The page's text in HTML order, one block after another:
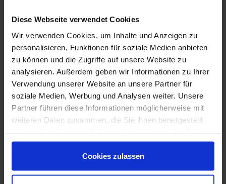
Diese Webseite verwendet Cookies
Wir verwenden Cookies, um Inhalte und Anzeigen zu
personalisieren, Funktionen für soziale Medien anbieten
zu können und die Zugriffe auf unsere Website zu
analysieren. Außerdem geben wir Informationen zu Ihrer
Verwendung unserer Website an unsere Partner für
soziale Medien, Werbung und Analysen weiter. Unsere
Partner führen diese Informationen möglicherweise mit
weiteren Daten zusammen, die Sie ihnen bereitgestellt
gesammelt haben. Sie sind damit einverstanden und
können Ihre Einwilligung jederzeit mit Wirkung für die
Zukunft widerrufen oder ändern.
Cookies zulassen
kaufmännischen Spezialisten ist eine passgenaue Auswahl
entscheidend für nachhaltigen Unternehmenserfolg.
3️⃣ Strategische Fachkräfteplanung für
Unternehmen in Kevelaer
Unternehmen mit kontinuierlichem Personalbedarf
profitieren von:
langfristigen Besetzungsstrategien
Aufbau stabiler Mitarbeiter-Pools
flexibler Skalierbarkeit bei Wachstum
Gerade in einem mittelständisch geprägten
Fachkräfteplanung ein zentraler Wettbewerbsfaktor.